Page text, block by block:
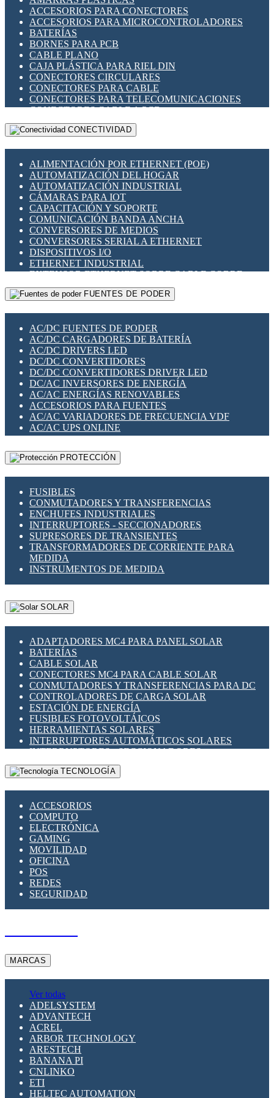
INDICADORES PARA PANEL
INTERFACES DE RELÉ
INTERRUPTORES FIN DE CARRERA
LLAVES CONMUTADORAS
MEDIDORES DE ENERGÍA Y TC'S DE CORRIENTE
MOTORES PASO A PASO
PANTALLAS HMI
PLC -CONTROLADORES LÓGICO PROGRAMABLES
PROGRAMADORES DE HORARIO
RELÉS DE PROTECCIÓN
SENSORES CAPACITIVOS
SENSORES INDUCTIVOS
TEMPORIZADORES
VARIACS
VARIADORES DE FRECUENCIA [VDF]
SECCIONADORES - INTERRUPTORES
MAQUINARIA
ACCESORIOS PARA CONECTORES
ACCESORIOS PARA MICROCONTROLADORES
BATERÍAS
BORNES PARA PCB
CABLE PLANO
CAJA PLÁSTICA PARA RIEL DIN
CONECTORES CIRCULARES
CONECTORES PARA CABLE
CONECTORES PARA TELECOMUNICACIONES
CONECTORES CABLE A PCB
CONECTORES PCB A CABLE
DIP SWITCHES
HERRAMIENTAS VARIAS
ILUMINACIÓN LED
INTERRUPTORES REED
INTERFACES DE RELÉ
OTROS RELÉS
PROTECCIÓN TÉRMICA
RELÉS AUTOMOTRICES
RELÉS DE SEÑAL
RELÉS DE ESTADO SÓLIDO SSR
RELÉS INDUSTRIALES
RELÉS MINIATURA DE POTENCIA
SENSORES MAGNÉTICOS
SWITCH Y MICROSWITCH
TARJETAS PI
UNIÓN Y DERIVACIÓN DE CABLE
CONECTIVIDAD
ALIMENTACIÓN POR ETHERNET (POE)
AUTOMATIZACIÓN DEL HOGAR
AUTOMATIZACIÓN INDUSTRIAL
CÁMARAS PARA IOT
CAPACITACIÓN Y SOPORTE
COMUNICACIÓN BANDA ANCHA
CONVERSORES DE MEDIOS
CONVERSORES SERIAL A ETHERNET
DISPOSITIVOS I/O
ETHERNET INDUSTRIAL
EXTENSOR ETHERNET SOBRE CABLE COBRE
GATEWAY LORAWAN
GESTIÓN DE REDES
PLACAS MODULARES IOT
SWITCHES Y REDES WIFI
SOLUCIONES IOT
SOLUCIONES LORAWAN
SOLUCIONES RED CELULAR
SEGURIDAD PARA REDES
SWITCHES LAN
TELEFONÍA IP (VOIP)
VIGILANCIA IP (CCTV)
MESHTASTIC
FUENTES DE PODER
AC/DC FUENTES DE PODER
AC/DC CARGADORES DE BATERÍA
AC/DC DRIVERS LED
DC/DC CONVERTIDORES
DC/DC CONVERTIDORES DRIVER LED
DC/AC INVERSORES DE ENERGÍA
AC/AC ENERGÍAS RENOVABLES
ACCESORIOS PARA FUENTES
AC/AC VARIADORES DE FRECUENCIA VDF
AC/AC UPS ONLINE
PROTECCIÓN
FUSIBLES
CONMUTADORES Y TRANSFERENCIAS
ENCHUFES INDUSTRIALES
INTERRUPTORES - SECCIONADORES
SUPRESORES DE TRANSIENTES
TRANSFORMADORES DE CORRIENTE PARA
MEDIDA
INSTRUMENTOS DE MEDIDA
SOLAR
ADAPTADORES MC4 PARA PANEL SOLAR
BATERÍAS
CABLE SOLAR
CONECTORES MC4 PARA CABLE SOLAR
CONMUTADORES Y TRANSFERENCIAS PARA DC
CONTROLADORES DE CARGA SOLAR
ESTACIÓN DE ENERGÍA
FUSIBLES FOTOVOLTÁICOS
HERRAMIENTAS SOLARES
INTERRUPTORES AUTOMÁTICOS SOLARES
INTERRUPTORES - SECCIONADORES
FOTOVOLTÁICOS
MONTAJE PANEL SOLAR
SUPRESOR DE TRANSIENTES SPDS PARA
APLICACIONES FOTOVOLTAICAS
TECNOLOGÍA
ACCESORIOS
COMPUTO
ELECTRÓNICA
GAMING
MOVILIDAD
OFICINA
POS
REDES
SEGURIDAD
MARCAS
Ver todas
ADELSYSTEM
ADVANTECH
ACREL
ARBOR TECHNOLOGY
ARESTECH
BANANA PI
CNLINKO
ETI
HELTEC AUTOMATION